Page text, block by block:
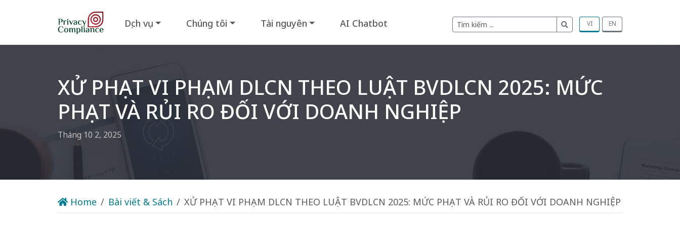
Dịch vụ Chúng tôi Tài nguyên AI Chatbot VI EN
XỬ PHẠT VI PHẠM DLCN THEO LUẬT BVDLCN 2025: MỨC
PHẠT VÀ RỦI RO ĐỐI VỚI DOANH NGHIỆP
Tháng 10 2, 2025
Home Bài viết & Sách XỬ PHẠT VI PHẠM DLCN THEO LUẬT BVDLCN 2025: MỨC PHẠT VÀ RỦI RO ĐỐI VỚI DOANH NGHIỆP